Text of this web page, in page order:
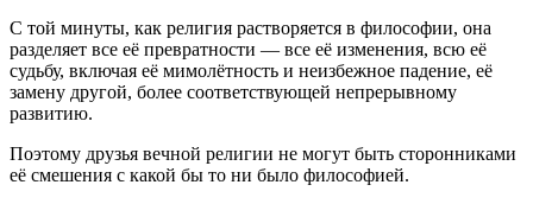
С той минуты, как религия растворяется в философии, она
разделяет все её превратности — все её изменения, всю её
судьбу, включая её мимолётность и неизбежное падение, её
замену другой, более соответствующей непрерывному
развитию.
Поэтому друзья вечной религии не могут быть сторонниками
её смешения с какой бы то ни было философией.